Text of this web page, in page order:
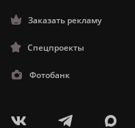
Заказать рекламу
Спецпроекты
Фотобанк
V T X